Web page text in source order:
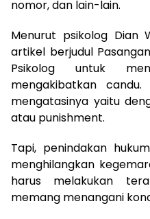
nomor, dan lain-lain.
Menurut psikolog Dian
artikel berjudul
Psikolog untuk
mengakibatkan
mengatasinya yaitu
atau punishment.
Tapi, penindakan
menghilangkan
harus melakukan
memang menangani